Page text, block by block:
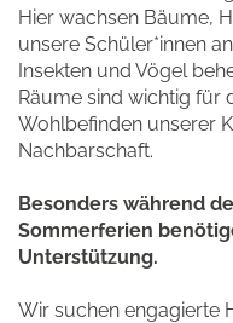
Hier wachsen Bäume,
unsere Schüler*innen
Insekten und Vögel
Räume sind wichtig für
Wohlbefinden unserer
Nachbarschaft.
Besonders während
Sommerferien
Unterstützung.
Wir suchen engagierte